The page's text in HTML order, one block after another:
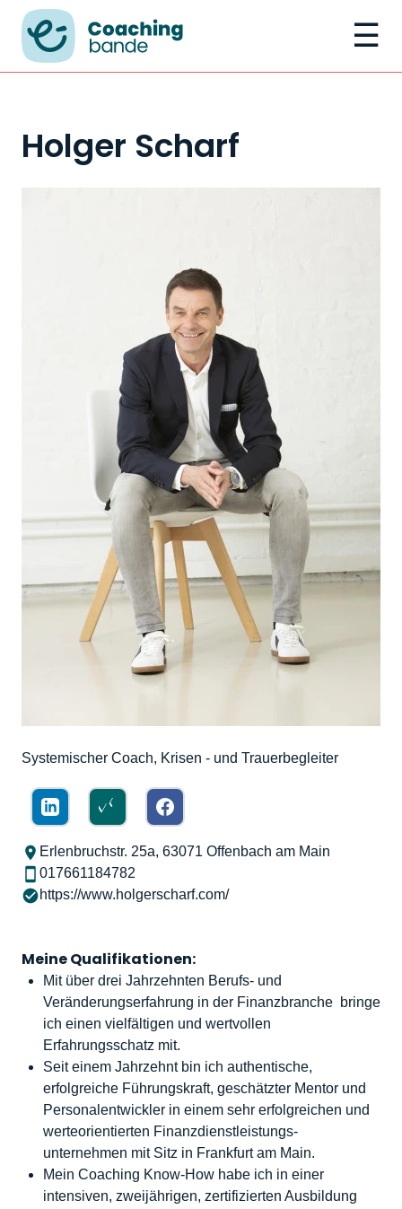
☰
Holger Scharf
Systemischer Coach, Krisen - und Trauerbegleiter
Erlenbruchstr. 25a, 63071 Offenbach am Main
017661184782
https://www.holgerscharf.com/
Meine Qualifikationen:
Mit über drei Jahrzehnten Berufs- und
Veränderungserfahrung in der Finanzbranche bringe
ich einen vielfältigen und wertvollen
Erfahrungsschatz mit.
Seit einem Jahrzehnt bin ich authentische,
erfolgreiche Führungskraft, geschätzter Mentor und
Personalentwickler in einem sehr erfolgreichen und
werteorientierten Finanzdienstleistungs-
unternehmen mit Sitz in Frankfurt am Main.
Mein Coaching Know-How habe ich in einer
intensiven, zweijährigen, zertifizierten Ausbildung